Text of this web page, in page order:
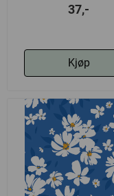
37,-
Kjøp